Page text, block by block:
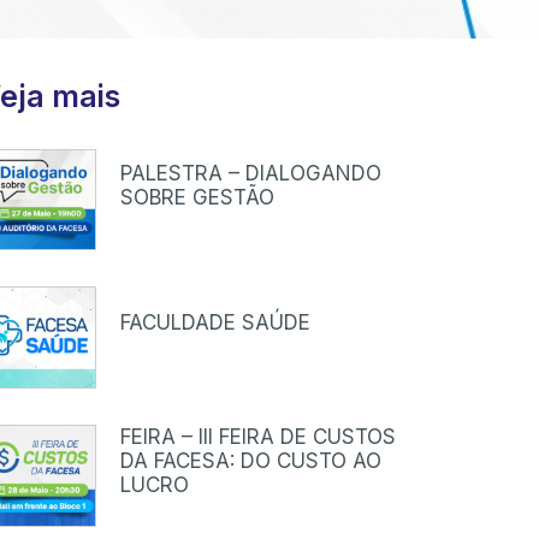
mais
PALESTRA – DIALOGANDO
SOBRE GESTÃO
FACULDADE SAÚDE
FEIRA – III FEIRA DE CUSTOS
DA FACESA: DO CUSTO AO
LUCRO